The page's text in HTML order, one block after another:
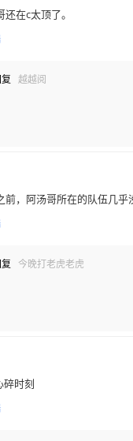
在c太顶了。
越越阅
前，阿汤哥所在的队伍几
今晚打老虎老虎
碎时刻